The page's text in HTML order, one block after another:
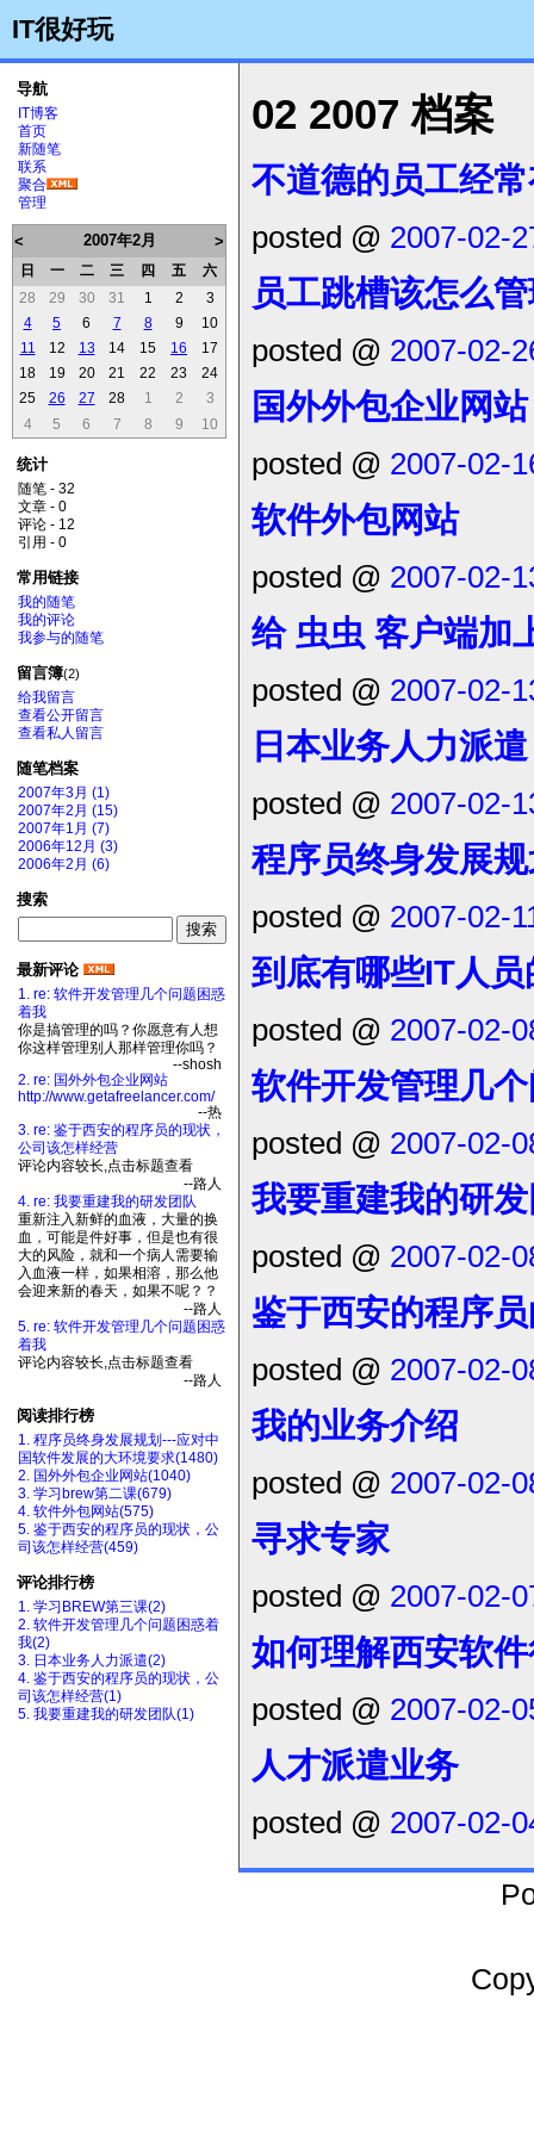
IT很好玩
导航
IT博客
首页
新随笔
联系
聚合
管理
< 2007年2月 >
日 一 二 三 四 五
六
28
29 30 31 1 2
3
4
5 6 7 8 9
10
11
12 13 14 15 16
17
18
19 20 21 22 23
24
25
26 27 28 1 2
3
4
5 6 7 8 9 10
统计
随笔 - 32
文章 - 0
评论 - 12
引用 - 0
常用链接
我的随笔
我的评论
我参与的随笔
留言簿(2)
给我留言
查看公开留言
查看私人留言
随笔档案
2007年3月 (1)
2007年2月 (15)
2007年1月 (7)
2006年12月 (3)
2006年2月 (6)
搜索
最新评论
1. re: 软件开发管理几个问题困惑
着我
你是搞管理的吗？你愿意有人想
你这样管理别人那样管理你吗？
--shosh
2. re: 国外外包企业网站
http://www.getafreelancer.com/
--热
3. re: 鉴于西安的程序员的现状，
公司该怎样经营
评论内容较长,点击标题查看
--路人
4. re: 我要重建我的研发团队
重新注入新鲜的血液，大量的换
血，可能是件好事，但是也有很
大的风险，就和一个病人需要输
入血液一样，如果相溶，那么他
会迎来新的春天，如果不呢？？
--路人
5. re: 软件开发管理几个问题困惑
着我
评论内容较长,点击标题查看
--路人
阅读排行榜
1. 程序员终身发展规划---应对中
国软件发展的大环境要求(1480)
2. 国外外包企业网站(1040)
3. 学习brew第二课(679)
4. 软件外包网站(575)
5. 鉴于西安的程序员的现状，公
司该怎样经营(459)
评论排行榜
1. 学习BREW第三课(2)
2. 软件开发管理几个问题困惑着
我(2)
3. 日本业务人力派遣(2)
4. 鉴于西安的程序员的现状，公
司该怎样经营(1)
5. 我要重建我的研发团队(1)
02 2007 档案
不道德的员工经
posted @ 2007-02-
员工跳槽该怎么
posted @ 2007-02-
国外外包企业网站
posted @ 2007-02-
软件外包网站
posted @ 2007-02-
给 虫虫 客户端加
posted @ 2007-02-
日本业务人力派遣
posted @ 2007-02-
程序员终身发展
posted @ 2007-02-
到底有哪些IT人
posted @ 2007-02-
软件开发管理几
posted @ 2007-02-
我要重建我的研
posted @ 2007-02-
鉴于西安的程序
posted @ 2007-02-
我的业务介绍
posted @ 2007-02-
寻求专家
posted @ 2007-02-
如何理解西安软
posted @ 2007-02-
人才派遣业务
posted @ 2007-02-